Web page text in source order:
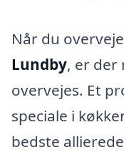
Når du
Lundby, er der
overvejes. Et
speciale i
bedste